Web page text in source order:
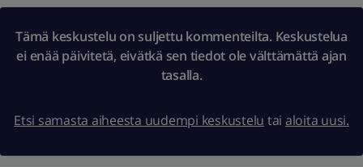
Tämä keskustelu on suljettu kommenteilta. Keskustelua
ei enää päivitetä, eivätkä sen tiedot ole välttämättä ajan
tasalla.
Etsi samasta aiheesta uudempi keskustelu tai aloita uusi.